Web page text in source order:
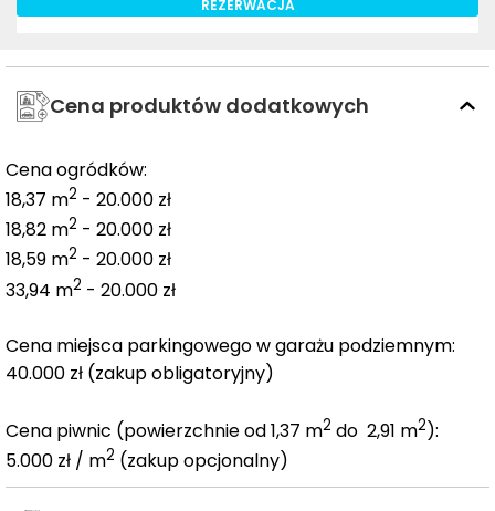
REZERWACJA
Cena produktów dodatkowych
Cena ogródków:
18,37 m2 - 20.000 zł
18,82 m2 - 20.000 zł
18,59 m2 - 20.000 zł
33,94 m2 - 20.000 zł
Cena miejsca parkingowego w garażu podziemnym:
40.000 zł (zakup obligatoryjny)
Cena piwnic (powierzchnie od 1,37 m2 do 2,91 m2):
5.000 zł / m2 (zakup opcjonalny)